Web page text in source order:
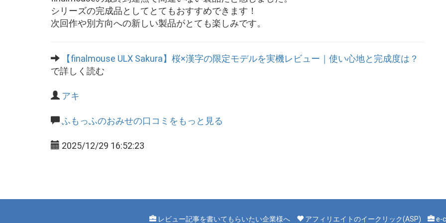
シリーズの完成品としてとてもおすすめできます！
次回作や別方向への新しい製品がとても楽しみです。
【finalmouse ULX Sakura】桜×漢字の限定モデルを実機レビュー｜使い心地と完成度は？
で詳しく読む
アキ
ふもっふのおみせの口コミをもっと見る
2025/12/29 16:52:23
レビュー記事を書いてもらいたい企業様へ アフィリエイトのイークリック(ASP) e-